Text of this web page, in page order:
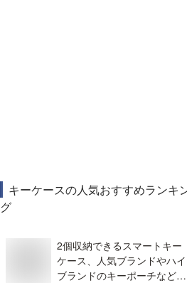
キーケースの人気おすすめランキ
グ
2個収納できるスマートキー
ケース、人気ブランドやハイ
ブランドのキーポーチなどお